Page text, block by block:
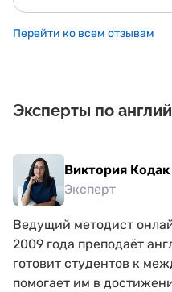
Перейти ко всем отзывам
Эксперты по
Виктория Кодак
Эксперт
Ведущий методист
2009 года преподаёт
готовит студентов к
помогает им в